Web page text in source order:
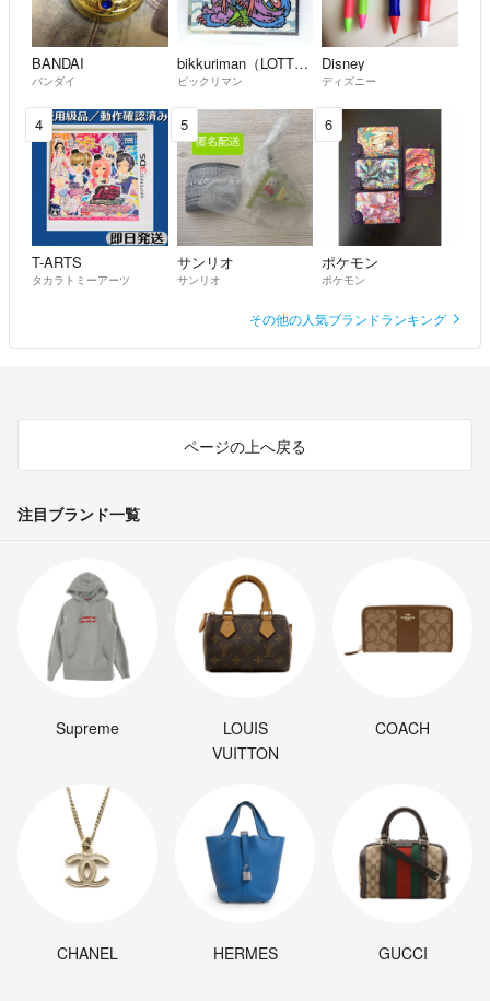
BANDAI
バンダイ
bikkuriman（LOTTE）
ビックリマン
Disney
ディズニー
4
T-ARTS
タカラトミーアーツ
5
サンリオ
サンリオ
6
ポケモン
ポケモン
その他の人気ブランドランキング
ページの上へ戻る
注目ブランド一覧
Supreme
LOUIS
VUITTON
COACH
CHANEL HERMES GUCCI